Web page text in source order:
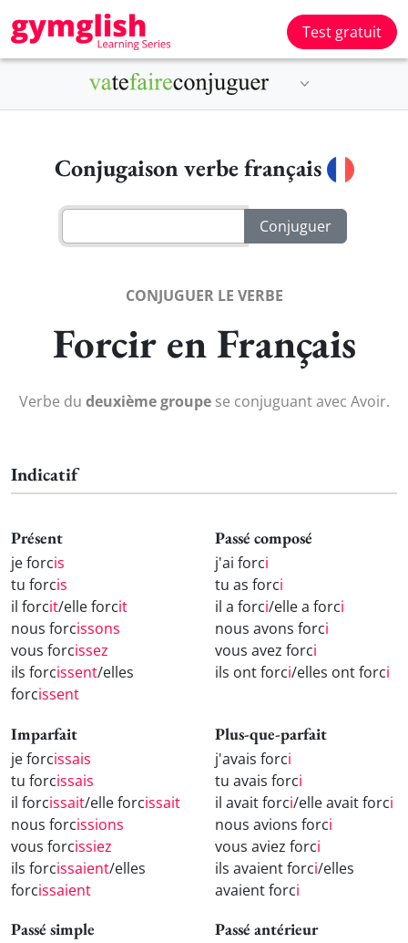
Test gratuit
Conjugaison verbe français
CONJUGUER LE VERBE
Forcir en Français
Verbe du deuxième groupese conjuguant avec Avoir.
Indicatif
Présent
je forcis
tu forcis
il forcit/elle forcit
nous forcissons
vous forcissez
ils forcissent/elles
forcissent
Passé composé
j'ai forci
tu as forci
il a forci/elle a forci
nous avons forci
vous avez forci
ils ont forci/elles ont forci
Imparfait
je forcissais
tu forcissais
il forcissait/elle forcissait
nous forcissions
vous forcissiez
ils forcissaient/elles
forcissaient
Plus-que-parfait
j'avais forci
tu avais forci
il avait forci/elle avait forci
nous avions forci
vous aviez forci
ils avaient forci/elles
avaient forci
Passé simple Passé antérieur